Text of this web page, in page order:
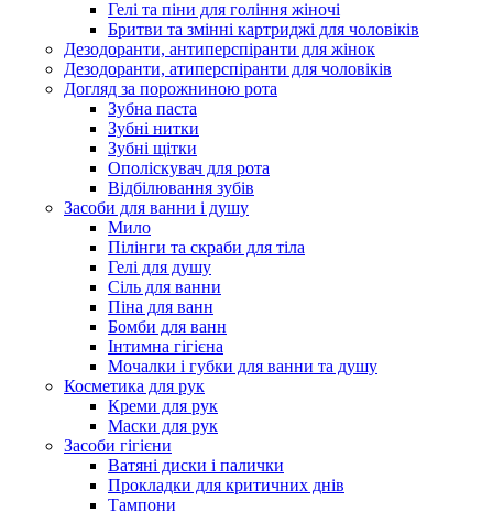
Гелі та піни для гоління жіночі
Бритви та змінні картриджі для чоловіків
Дезодоранти, антиперспіранти для жінок
Дезодоранти, атиперспіранти для чоловіків
Догляд за порожниною рота
Зубна паста
Зубні нитки
Зубні щітки
Ополіскувач для рота
Відбілювання зубів
Засоби для ванни і душу
Мило
Пілінги та скраби для тіла
Гелі для душу
Сіль для ванни
Піна для ванн
Бомби для ванн
Інтимна гігієна
Мочалки і губки для ванни та душу
Косметика для рук
Креми для рук
Маски для рук
Засоби гігієни
Ватяні диски і палички
Прокладки для критичних днів
Тампони